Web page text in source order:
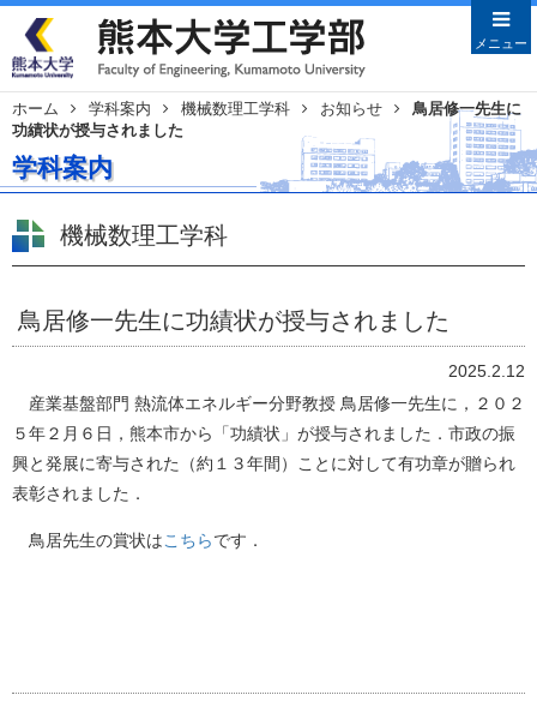
メニュー
ホーム 学科案内 機械数理工学科 お知らせ
鳥居修一先生に
功績状が授与されました
学科案内
機械数理工学科
鳥居修一先生に功績状が授与されました
2025.2.12
産業基盤部門 熱流体エネルギー分野教授 鳥居修一先生に，２０２
５年２月６日，熊本市から「功績状」が授与されました．市政の振
興と発展に寄与された（約１３年間）ことに対して有功章が贈られ
表彰されました．
鳥居先生の賞状はこちらです．
メニューを閉じる
Japanese English
学部案内
教育目的・目標
土木建築学科